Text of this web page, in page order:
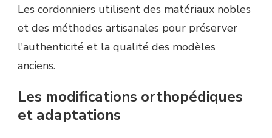
Les cordonniers utilisent des matériaux nobles
et des méthodes artisanales pour préserver
l'authenticité et la qualité des modèles
anciens.
Les modifications orthopédiques
et adaptations